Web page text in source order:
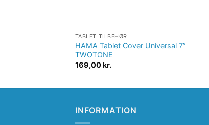
TABLET TILBEHØR
HAMA Tablet Cover Universal 7”
TWOTONE
169,00kr.
INFORMATION